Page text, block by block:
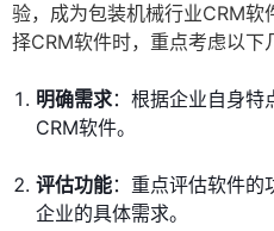
验，成为包装机械行业CRM
择CRM软件时，重点考虑以下
明确需求：根据企业自身特
CRM软件。
评估功能：重点评估软件的
企业的具体需求。